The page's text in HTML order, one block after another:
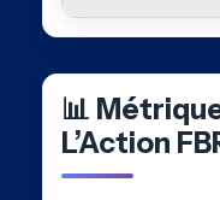
📊
L’Action